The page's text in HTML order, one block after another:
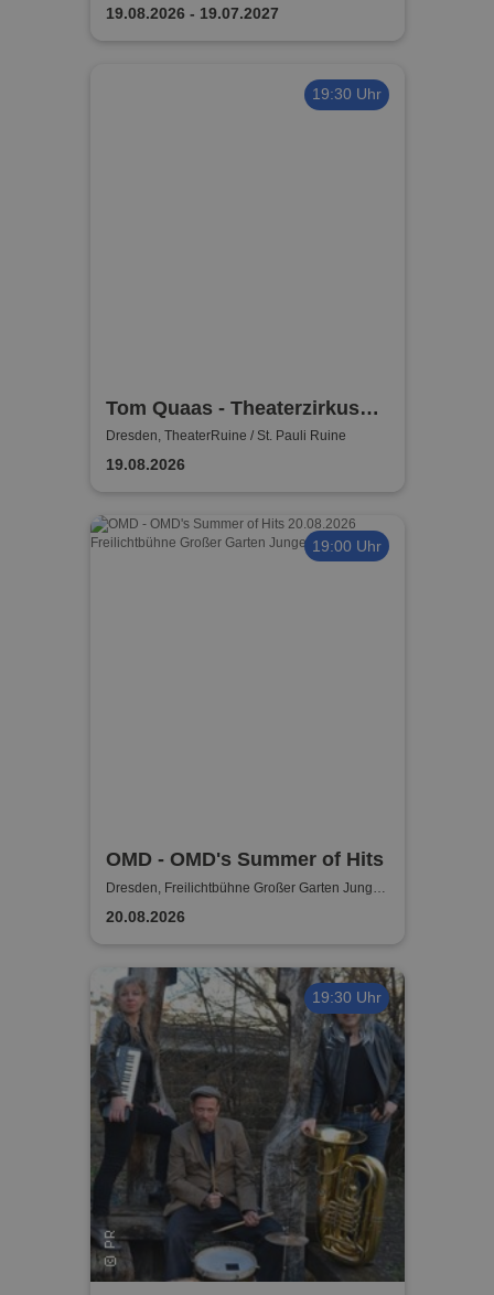
KONZERTE I ORCHESTER
19.08.2026 - 19.07.2027
19:30 Uhr
Tom Quaas - Theaterzirkus
"Das Bildnis des Dorian
Gray" | Theater Ruine
Dresden, TheaterRuine / St. Pauli Ruine
19.08.2026
19:00 Uhr
OMD - OMD's Summer of Hits
Dresden, Freilichtbühne Großer Garten Junge
Garde
20.08.2026
19:30 Uhr